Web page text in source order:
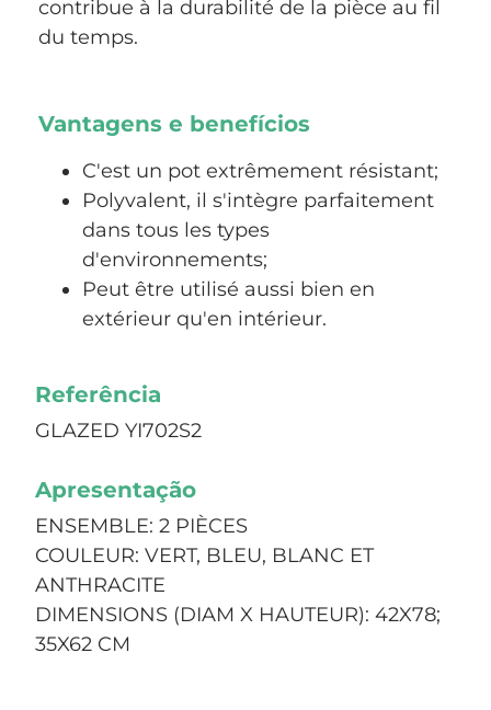
contribue à la durabilité de la pièce au fil
du temps.
Vantagens e benefícios
C'est un pot extrêmement résistant;
Polyvalent, il s'intègre parfaitement
dans tous les types
d'environnements;
Peut être utilisé aussi bien en
extérieur qu'en intérieur.
Referência
GLAZED YI702S2
Apresentação
ENSEMBLE: 2 PIÈCES
COULEUR: VERT, BLEU, BLANC ET
ANTHRACITE
DIMENSIONS (DIAM X HAUTEUR): 42X78;
35X62 CM